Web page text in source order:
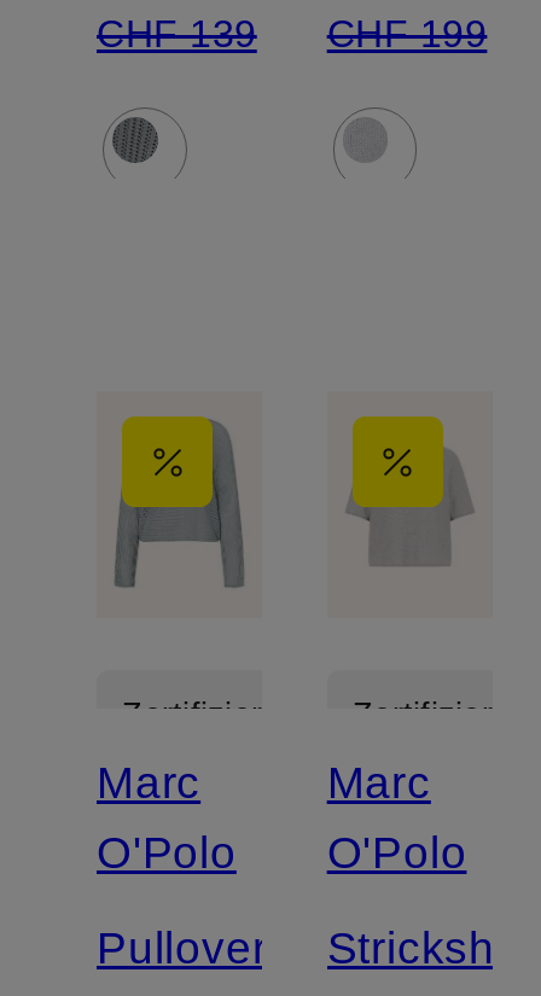
CHF 139
CHF 199
Zertifiziert
Marc
O'Polo
Pullover
Zertifiziert
Marc
O'Polo
Strickshirt